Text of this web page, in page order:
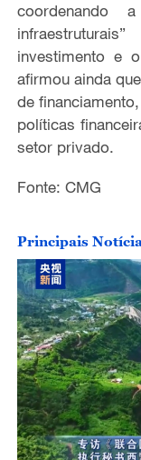
coordenando
infraestruturais”
investimento e
afirmou ainda
de financiamento,
políticas
setor privado.
Fonte: CMG
Principais